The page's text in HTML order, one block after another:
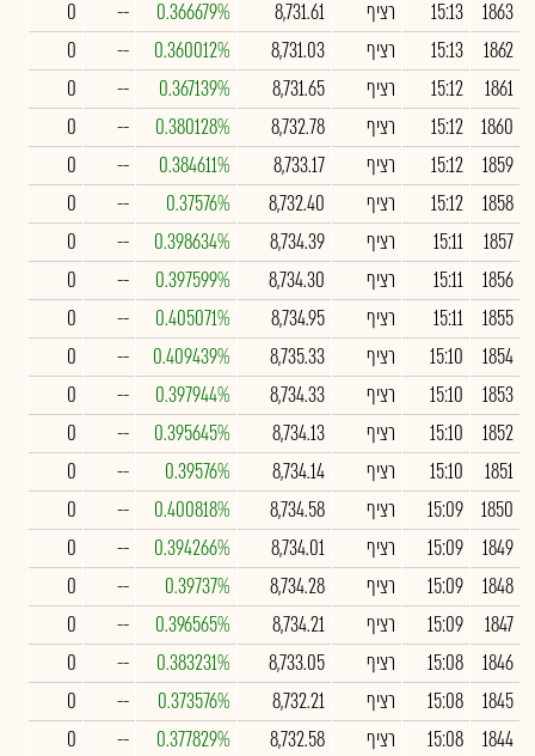
1863
15:13 רציף 8,731.61
0.366679%
--
0
1862
15:13 רציף 8,731.03
0.360012%
--
0
1861
15:12 רציף 8,731.65
0.367139%
--
0
1860
15:12 רציף 8,732.78
0.380128%
--
0
1859
15:12 רציף 8,733.17
0.384611%
--
0
1858
15:12 רציף 8,732.40
0.37576%
--
0
1857
15:11 רציף 8,734.39
0.398634%
--
0
1856
15:11 רציף 8,734.30
0.397599%
--
0
1855
15:11 רציף 8,734.95
0.405071%
--
0
1854
15:10 רציף 8,735.33
0.409439%
--
0
1853
15:10 רציף 8,734.33
0.397944%
--
0
1852
15:10 רציף 8,734.13
0.395645%
--
0
1851
15:10 רציף 8,734.14
0.39576%
--
0
1850
15:09 רציף 8,734.58
0.400818%
--
0
1849
15:09 רציף 8,734.01
0.394266%
--
0
1848
15:09 רציף 8,734.28
0.39737%
--
0
1847
15:09 רציף 8,734.21
0.396565%
--
0
1846
15:08 רציף 8,733.05
0.383231%
--
0
1845
15:08 רציף 8,732.21
0.373576%
--
0
1844
15:08 רציף 8,732.58
0.377829%
--
0